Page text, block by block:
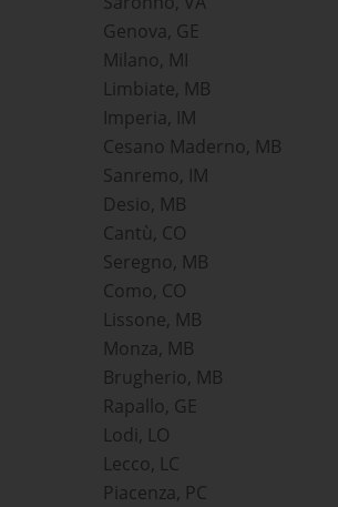
Genova, GE
Milano, MI
Limbiate, MB
Imperia, IM
Cesano Maderno, MB
Sanremo, IM
Desio, MB
Cantù, CO
Seregno, MB
Como, CO
Lissone, MB
Monza, MB
Brugherio, MB
Rapallo, GE
Lodi, LO
Lecco, LC
Piacenza, PC